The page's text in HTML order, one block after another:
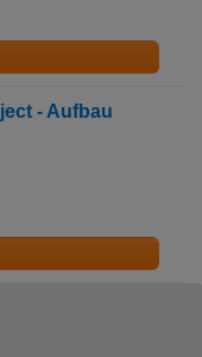
- Aufbau